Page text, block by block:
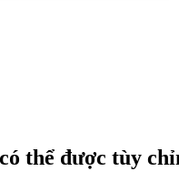
thể được tùy